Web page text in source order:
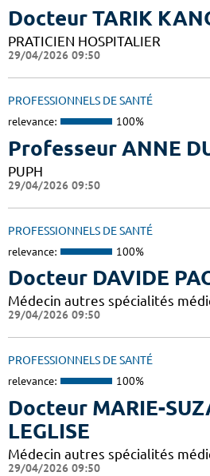
Docteur TARIK
PRATICIEN HOSPITALIER
29/04/2026 09:50
PROFESSIONNELS DE SANTÉ
relevance: 100%
Professeur ANNE
PUPH
29/04/2026 09:50
PROFESSIONNELS DE SANTÉ
relevance: 100%
Docteur DAVIDE
Médecin autres spécialités
29/04/2026 09:50
PROFESSIONNELS DE SANTÉ
relevance: 100%
Docteur MARIE-
LEGLISE
Médecin autres spécialités
29/04/2026 09:50